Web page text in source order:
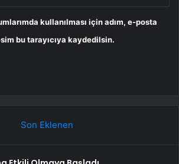
kullanılması için adım, e-posta
bu tarayıcıya kaydedilsin.
Son Eklenen